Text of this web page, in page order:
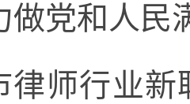
做党和人民
律师行业